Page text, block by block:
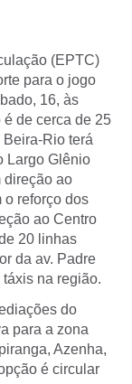
(EPTC)
para o jogo
16, às
de cerca de 25
Rio terá
Largo Glênio
direção ao
o reforço dos
ao Centro
20 linhas
da av. Padre
na região.
do
para a zona
Azenha,
é circular